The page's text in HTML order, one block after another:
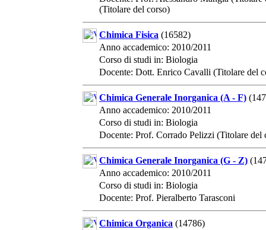
(Titolare del corso)
Chimica Fisica (16582)
Anno accademico: 2010/2011
Corso di studi in: Biologia
Docente: Dott. Enrico Cavalli (Titolare del
Chimica Generale Inorganica (A - F)
Anno accademico: 2010/2011
Corso di studi in: Biologia
Docente: Prof. Corrado Pelizzi (Titolare del
Chimica Generale Inorganica (G - Z)
Anno accademico: 2010/2011
Corso di studi in: Biologia
Docente: Prof. Pieralberto Tarasconi
Chimica Organica (14786)